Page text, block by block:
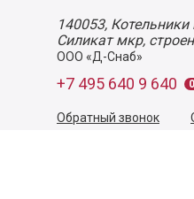
140053, Котельники
Силикат мкр,
ООО «Д-Снаб»
+7 495 640 9 640
Обратный звонок